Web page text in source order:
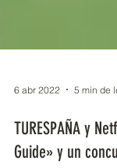
6 abr 2022 5 min de
TURESPAÑA y